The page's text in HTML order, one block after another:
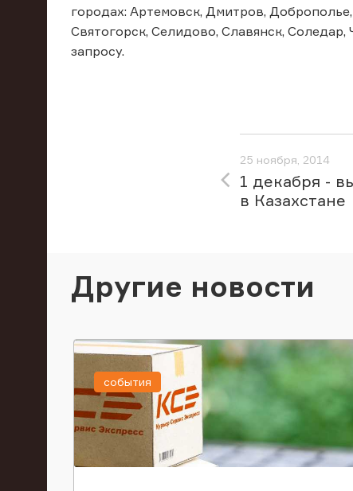
городах: Артемовск, Дмитров,
Святогорск, Селидово, Славянск,
запросу.
25 ноября, 2014
1 декабря -
в Казахстане
Другие новости
события